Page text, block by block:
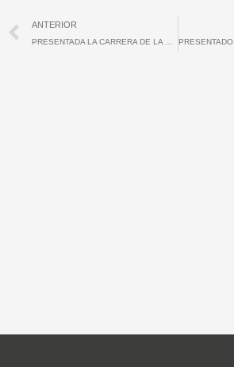
Ant
ANTERIOR